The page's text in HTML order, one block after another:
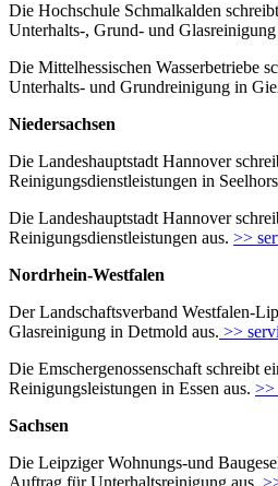
Die Hochschule Schmalkalden
Unterhalts-, Grund- und Glasreinigung
Die Mittelhessischen Wasserbetriebe
Unterhalts- und Grundreinigung in
Niedersachsen
Die Landeshauptstadt Hannover
Reinigungsdienstleistungen in
Die Landeshauptstadt Hannover
Reinigungsdienstleistungen aus. >>
Nordrhein-Westfalen
Der Landschaftsverband Westfalen-
Glasreinigung in Detmold aus. >>
Die Emschergenossenschaft schreibt
Reinigungsleistungen in Essen aus. >>
Sachsen
Die Leipziger Wohnungs-und